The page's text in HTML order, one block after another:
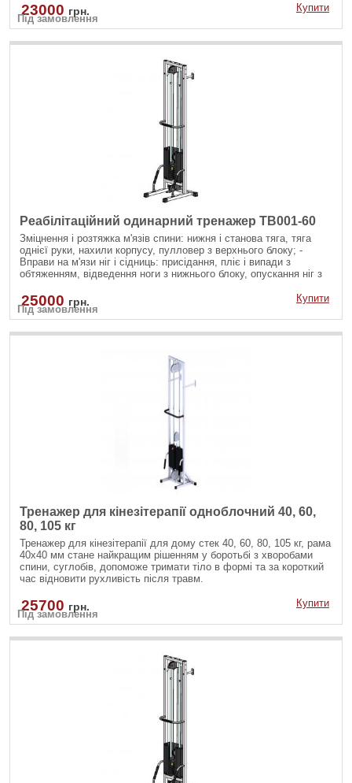
різними хватами, розгинання рук на трицепс з різноманітними
рукоятями; - Зміцнення м'язів черевного преса: скручування на
прес, бічні нахили убік на косі м'язи як з верхнього так і з
нижнього блоку.
23000 грн.
Купити
Під замовлення
Реабілітаційний одинарний тренажер TB001-60
Зміцнення і розтяжка м'язів спини: нижня і станова тяга, тяга
однієї руки, нахили корпусу, пулловер з верхнього блоку; -
Вправи на м'язи ніг і сідниць: присідання, пліє і випади з
обтяженням, відведення ноги з нижнього блоку, опускання ніг з
різними хватами, розгинання рук на трицепс з різноманітними
рукоятями; - Зміцнення м'язів черевного преса: скручування на
прес, бічні нахили убік на косі м'язи як з верхнього так і з
нижнього блоку.
25000 грн.
Купити
Під замовлення
Тренажер для кінезітерапії одноблочний 40, 60,
80, 105 кг
Тренажер для кінезітерапії для дому стек 40, 60, 80, 105 кг, рама
40х40 мм стане найкращим рішенням у боротьбі з хворобами
спини, суглобів, допоможе тримати тіло в формі та за короткий
час відновити рухливість після травм.
25700 грн.
Купити
Під замовлення